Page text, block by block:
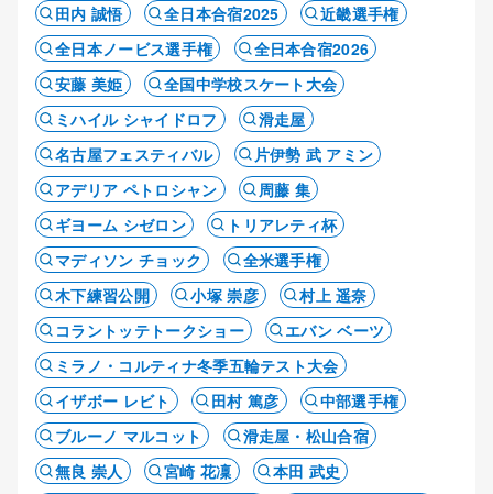
田内 誠悟 全日本合宿2025
近畿選手権
全日本ノービス選手権
全日本合宿2026
安藤 美姫
全国中学校スケート大会
ミハイル シャイドロフ
滑走屋
名古屋フェスティバル
片伊勢 武 アミン
アデリア ペトロシャン
周藤 集
ギヨーム シゼロン
トリアレティ杯
マディソン チョック
全米選手権
木下練習公開
小塚 崇彦
村上 遥奈
コラントッテトークショー
エバン ベーツ
ミラノ・コルティナ冬季五輪テスト大会
イザボー レビト
田村 篤彦
中部選手権
ブルーノ マルコット
滑走屋・松山合宿
無良 崇人
宮崎 花凜
本田 武史